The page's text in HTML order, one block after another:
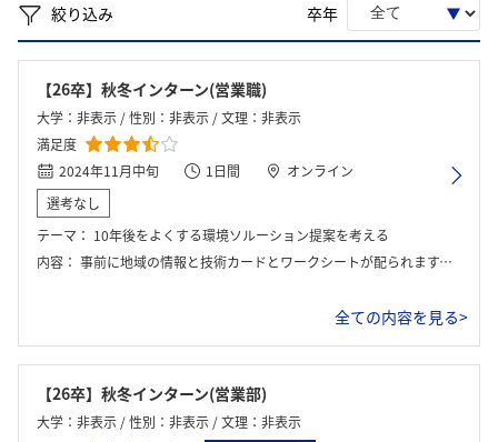
絞り込み 卒年
【26卒】秋冬インターン(営業職)
大学：非表示 / 性別：非表示 / 文理：非表示
満足度
2024年11月中旬
1日間
オンライン
選考なし
テーマ： 10年後をよくする環境ソルーション提案を考える
内容： 事前に地域の情報と技術カードとワークシートが配られます。チームで該当するエリアの未来を解決する技術を班で話し合って提案します。本当に解決すべき問いを解決できたかということと挑戦的な作戦を立てれたかどうかが評価されていたらしいです。
全ての内容を見る>
【26卒】秋冬インターン(営業部)
大学：非表示 / 性別：非表示 / 文理：非表示